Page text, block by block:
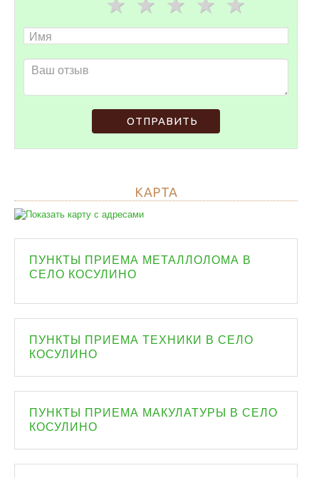
ОТПРАВИТЬ
КАРТА
ПУНКТЫ ПРИЕМА МЕТАЛЛОЛОМА В
СЕЛО КОСУЛИНО
ПУНКТЫ ПРИЕМА ТЕХНИКИ В СЕЛО
КОСУЛИНО
ПУНКТЫ ПРИЕМА МАКУЛАТУРЫ В СЕЛО
КОСУЛИНО